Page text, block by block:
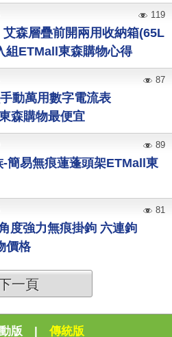
艾森層疊前開兩用收納箱(65L
組ETMall東森購物心得
119
動萬用數字電流表
森購物最便宜
87
-簡易無痕蓮蓬頭架ETMall東
89
度強力無痕掛鉤 六連鉤
價格
81
一頁
版 | 傳統版